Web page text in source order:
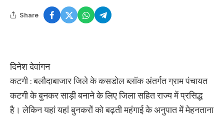
Share
दिनेश देवांगन
कटगी : बलौदाबाजार जिले के कसडोल ब्लॉक अंतर्गत ग्राम पंचायत
कटगी के बुनकर साड़ी बनाने के लिए जिला सहित राज्य में प्रसिद्ध
है। लेकिन यहां यहां बुनकरों को बढ़ती महंगाई के अनुपात में मेहनताना